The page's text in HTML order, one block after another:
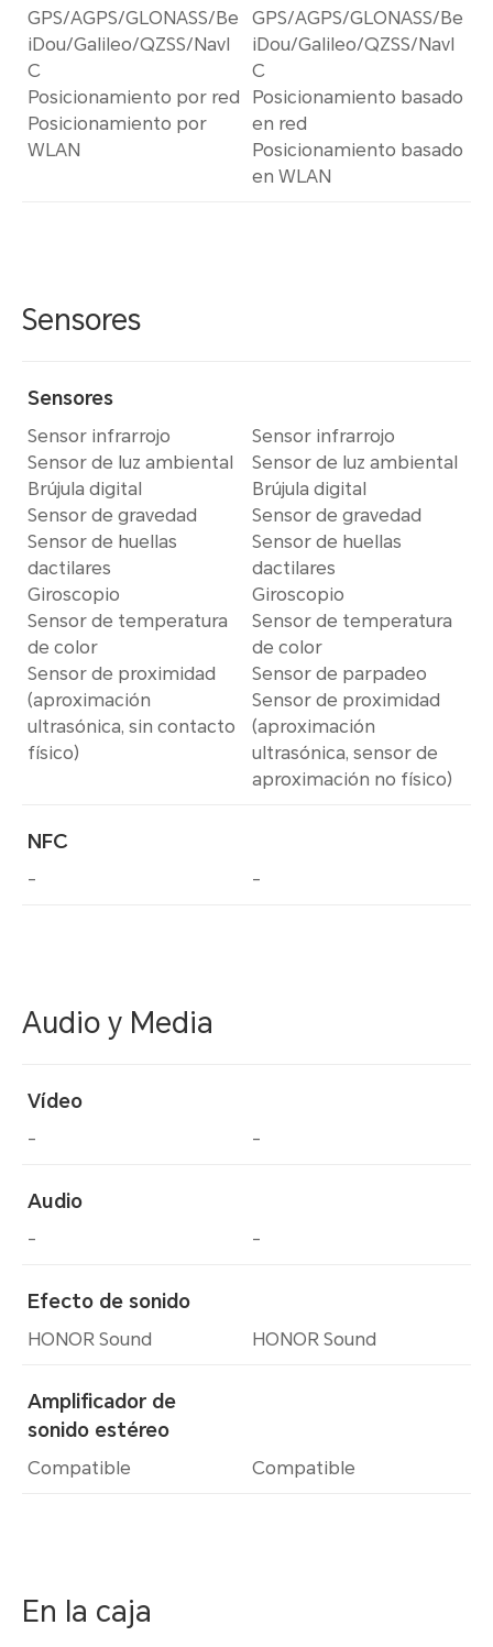
GPS/AGPS/GLONASS/Be
iDou/Galileo/QZSS/NavI
C
Posicionamiento por red
Posicionamiento por
WLAN
GPS/AGPS/GLONASS/Be
iDou/Galileo/QZSS/NavI
C
Posicionamiento basado
en red
Posicionamiento basado
en WLAN
Sensores
Sensores
Sensor infrarrojo
Sensor de luz ambiental
Brújula digital
Sensor de gravedad
Sensor de huellas
dactilares
Giroscopio
Sensor de temperatura
de color
Sensor de proximidad
(aproximación
ultrasónica, sin contacto
físico)
NFC
-
Sensor infrarrojo
Sensor de luz ambiental
Brújula digital
Sensor de gravedad
Sensor de huellas
dactilares
Giroscopio
Sensor de temperatura
de color
Sensor de parpadeo
Sensor de proximidad
(aproximación
ultrasónica, sensor de
aproximación no físico)
-
Audio y Media
Vídeo
-
Audio
-
Efecto de sonido
HONOR Sound
Amplificador de
sonido estéreo
Compatible
-
-
HONOR Sound
Compatible
En la caja